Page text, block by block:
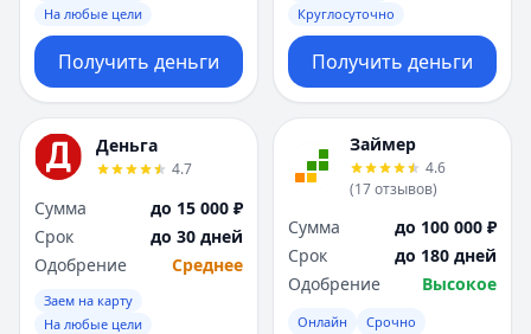
На любые цели
Получить деньги
Круглосуточно
Получить деньги
Деньга
4.7
Сумма
до 15 000 ₽
Срок
до 30 дней
Одобрение
Среднее
Заем на карту
На любые цели
Займер
4.6
(17отзывов)
Сумма
до 100 000 ₽
Срок
до 180 дней
Одобрение
Высокое
Онлайн Срочно